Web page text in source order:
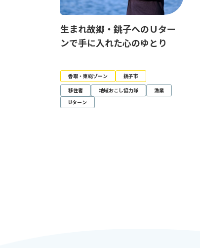
生まれ故郷・銚子へのＵター
ンで手に入れた心のゆとり
香取・東総ゾーン
銚子市
移住者
地域おこし協力隊
漁業
Uターン